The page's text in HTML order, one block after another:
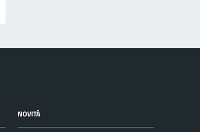
NOVITÀ